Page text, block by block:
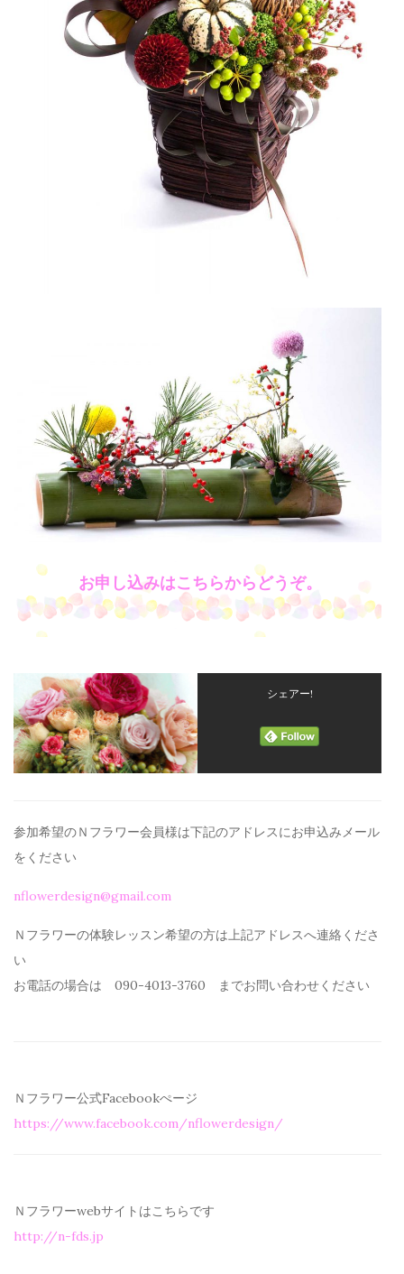
お申し込みはこちらからどうぞ。
シェアー!
参加希望のＮフラワー会員様は下記のアドレスにお申込みメール
を ください
nflowerdesign@gmail.com
Ｎフラワーの体験レッスン希望の方は上記アドレスへ連絡くださ
い
お電話の場合は 090-4013-3760 までお問い合わせください
Ｎフラワー公式Facebookぺージ
https://www.facebook.com/nflowerdesign/
Ｎフラワーwebサイトはこちらです
http://n-fds.jp